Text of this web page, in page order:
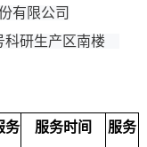
有限公司
科研生产区南楼
务
服务时间
服务